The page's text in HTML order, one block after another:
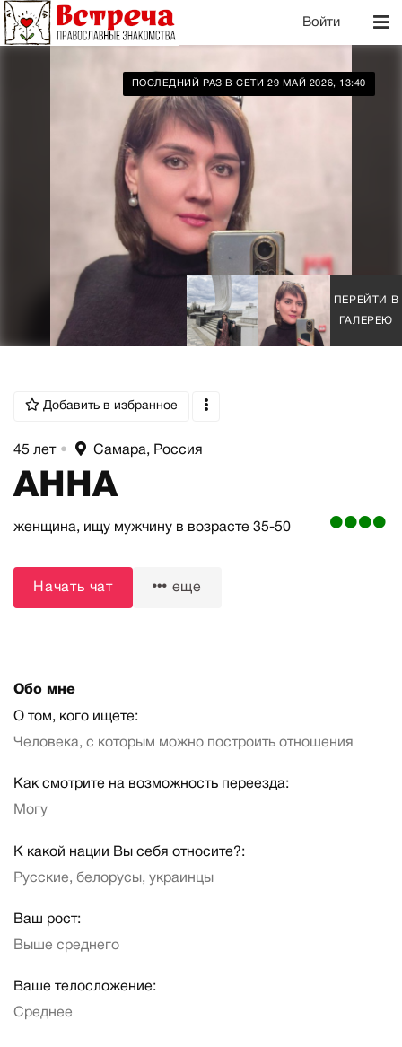
Войти
ПОСЛЕДНИЙ РАЗ В СЕТИ 29 МАЙ 2026, 13:40
ПЕРЕЙТИ В
ГАЛЕРЕЮ
Добавить в избранное
45 лет • Самара, Россия
АННА
женщина, ищу мужчину в возрасте 35-50
Начать чат еще
Обо мне
О том, кого ищете:
Человека, с которым можно построить отношения
Как смотрите на возможность переезда:
Могу
К какой нации Вы себя относите?:
Русские, белорусы, украинцы
Ваш рост:
Выше среднего
Ваше телосложение:
Среднее